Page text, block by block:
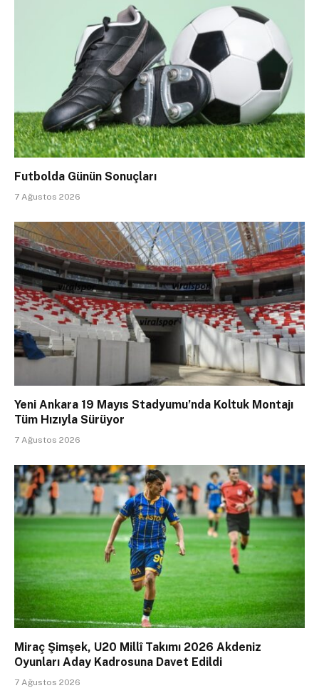
Futbolda Günün Sonuçları
7 Ağustos 2026
Yeni Ankara 19 Mayıs Stadyumu’nda Koltuk Montajı
Tüm Hızıyla Sürüyor
7 Ağustos 2026
Miraç Şimşek, U20 Millî Takımı 2026 Akdeniz
Oyunları Aday Kadrosuna Davet Edildi
7 Ağustos 2026